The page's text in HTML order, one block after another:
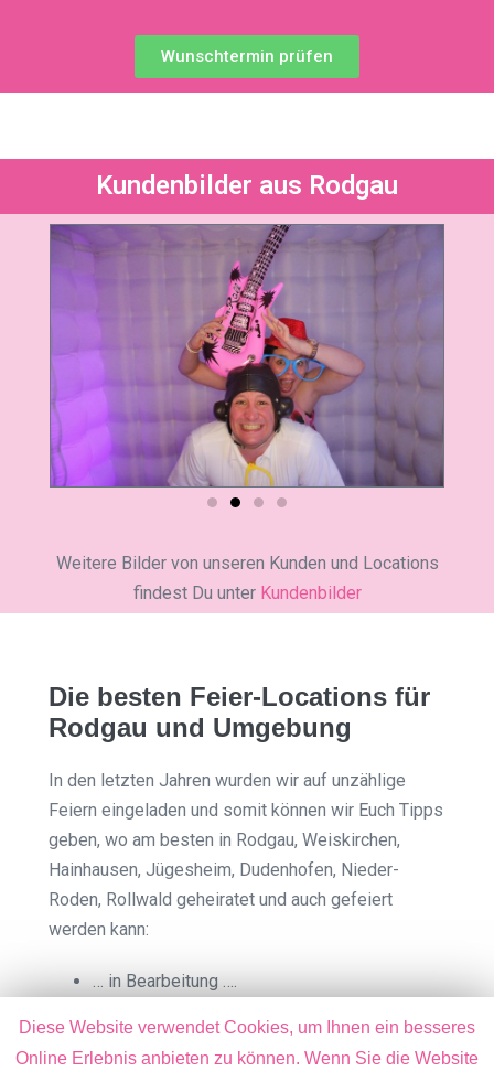
Wunschtermin prüfen
Kundenbilder aus Rodgau
Weitere Bilder von unseren Kunden und Locations
findest Du unter Kundenbilder
Die besten Feier-Locations für
Rodgau und Umgebung
In den letzten Jahren wurden wir auf unzählige
Feiern eingeladen und somit können wir Euch Tipps
geben, wo am besten in Rodgau, Weiskirchen,
Hainhausen, Jügesheim, Dudenhofen, Nieder-
Roden, Rollwald geheiratet und auch gefeiert
werden kann:
… in Bearbeitung ….
Diese Website verwendet Cookies, um Ihnen ein besseres
Online Erlebnis anbieten zu können. Wenn Sie die Website